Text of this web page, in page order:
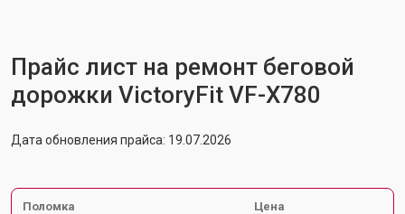
Прайс лист на ремонт беговой
дорожки VictoryFit VF-X780
Дата обновления прайса: 19.07.2026
Поломка Цена